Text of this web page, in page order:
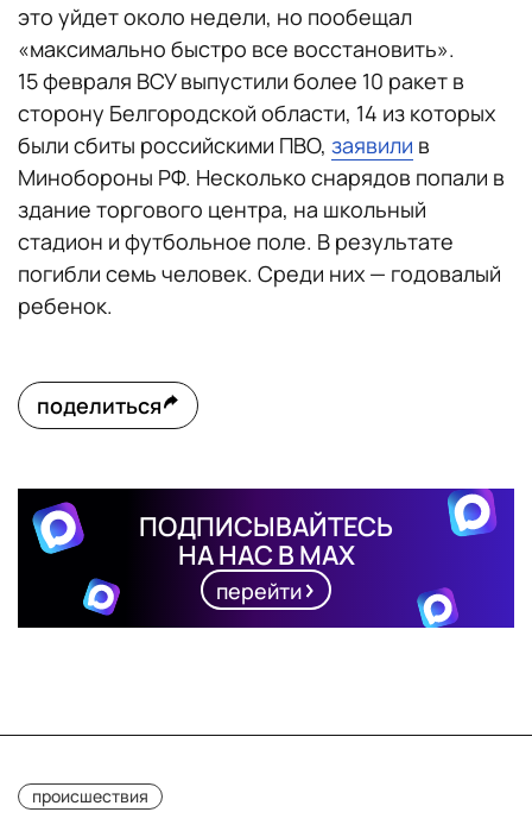
это уйдет около недели, но пообещал
«максимально быстро все восстановить».
15 февраля ВСУ выпустили более 10 ракет в
сторону Белгородской области, 14 из которых
были сбиты российскими ПВО, заявили в
Минобороны РФ. Несколько снарядов попали в
здание торгового центра, на школьный
стадион и футбольное поле. В результате
погибли семь человек. Среди них — годовалый
ребенок.
поделиться
ПОДПИСЫВАЙТЕСЬ
НА НАС В MAX
перейти
происшествия